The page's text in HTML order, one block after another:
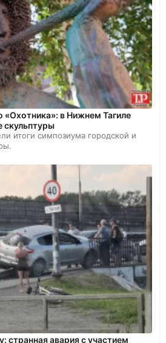
«Охотника»: в Нижнем Тагиле
скульптуры
итоги симпозиума городской и
странная авария с участием